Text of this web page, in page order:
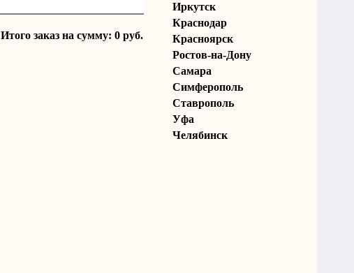
Итого заказ на сумму: 0 руб.
Иркутск
Краснодар
Красноярск
Ростов-на-Дону
Самара
Симферополь
Ставрополь
Уфа
Челябинск